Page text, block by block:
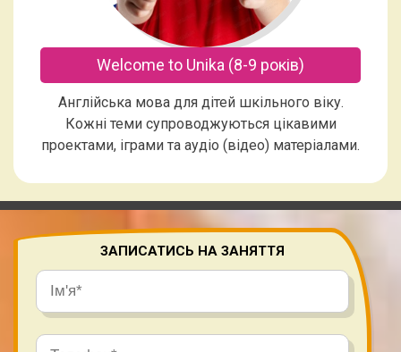
Welcome to Unika (8-9 років)
Англійська мова для дітей шкільного віку.
Кожні теми супроводжуються цікавими
проектами, іграми та аудіо (відео) матеріалами.
ЗАПИСАТИСЬ НА ЗАНЯТТЯ